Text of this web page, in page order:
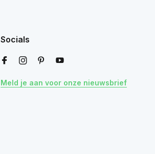
Socials
Meld je aan voor onze nieuwsbrief